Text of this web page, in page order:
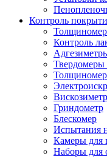
Контроль
Контроль
Вискозиметр
Гриндометр
Блескомер
Испытания
Камеры для
Наборы для